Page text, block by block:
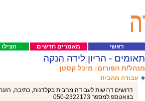
הצילו מאמרים חדשים ראשי
תאומים - הריון לידה הנקה
מנהל/ת הפורום: מיכל קסטן
עבודה מהבית
דרושים דרושות לעבודה מהבית בקלדנות, כתיבה,
בוואטספ למספר 050-2322173